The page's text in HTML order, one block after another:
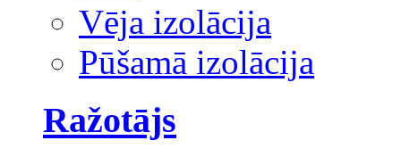
Vēja izolācija
Pūšamā izolācija
Ražotājs